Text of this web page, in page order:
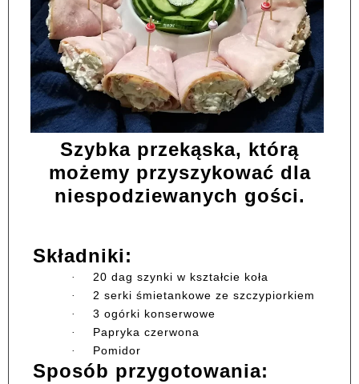
Szybka przekąska, którą
możemy przyszykować dla
niespodziewanych gości.
Składniki:
· 20 dag szynki w kształcie koła
· 2 serki śmietankowe ze szczypiorkiem
· 3 ogórki konserwowe
· Papryka czerwona
· Pomidor
Sposób przygotowania: